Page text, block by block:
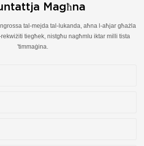
Magħna
tal-mejda tal-lukanda, aħna l-aħjar għażla
tiegħek, nistgħu nagħmlu iktar milli tista
'timmaġina.